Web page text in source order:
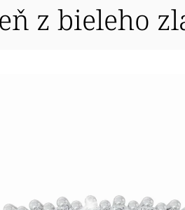
z bieleho